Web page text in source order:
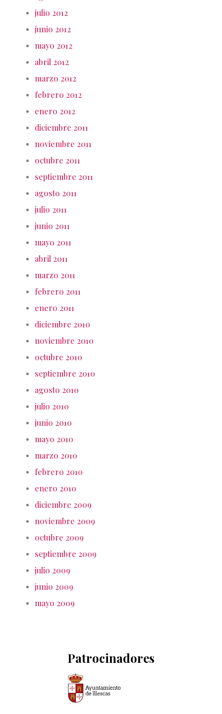
julio 2012
junio 2012
mayo 2012
abril 2012
marzo 2012
febrero 2012
enero 2012
diciembre 2011
noviembre 2011
octubre 2011
septiembre 2011
agosto 2011
julio 2011
junio 2011
mayo 2011
abril 2011
marzo 2011
febrero 2011
enero 2011
diciembre 2010
noviembre 2010
octubre 2010
septiembre 2010
agosto 2010
julio 2010
junio 2010
mayo 2010
marzo 2010
febrero 2010
enero 2010
diciembre 2009
noviembre 2009
octubre 2009
septiembre 2009
julio 2009
junio 2009
mayo 2009
Patrocinadores